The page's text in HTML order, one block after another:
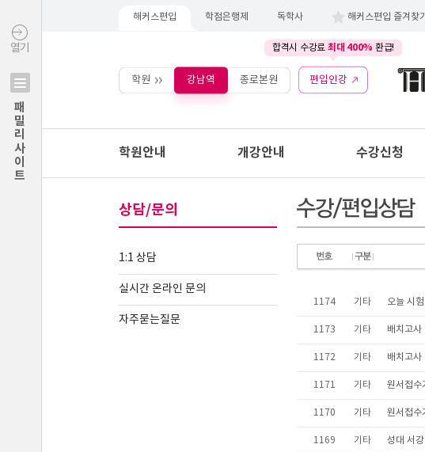
열기
패밀리사이트
해커스편입 학점은행제 독학사 해커스편입 즐겨찾기
합격시 수강료 최대 400% 환급!
학원 강남역 종로본원 편입인강
학원안내 개강안내 수강신청
상담/문의
1:1 상담
실시간 온라인 문의
자주묻는질문